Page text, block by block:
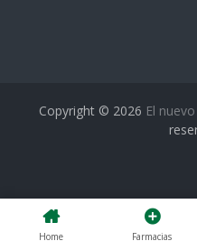
Copyright © 2026 El
Home Farmacias